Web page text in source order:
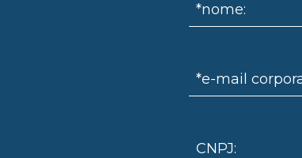
*nome:
*e-mail
CNPJ: